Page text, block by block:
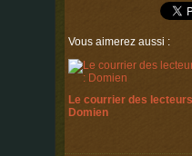
Vous aimerez aussi :
Le courrier des
Domien